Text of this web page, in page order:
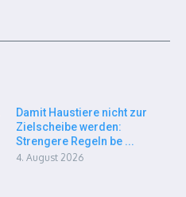
Damit Haustiere nicht zur
Zielscheibe werden:
Strengere Regeln be ...
4. August 2026